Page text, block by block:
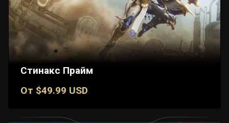
Стинакс Прайм
От $49.99 USD